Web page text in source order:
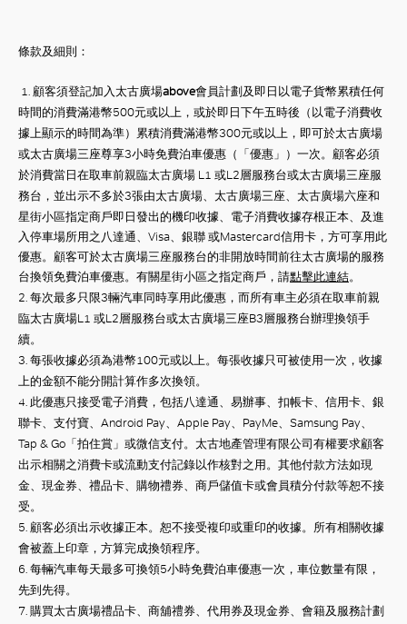
條款及細則：
1. 顧客須登記加入太古廣場above會員計劃及即日以電子貨幣累積任何
時間的消費滿港幣500元或以上，或於即日下午五時後（以電子消費收
據上顯示的時間為準）累積消費滿港幣300元或以上，即可於太古廣場
或太古廣場三座尊享3小時免費泊車優惠（「優惠」）一次。顧客必須
於消費當日在取車前親臨太古廣場 L1 或L2層服務台或太古廣場三座服
務台 ，並出示不多於3張由太古廣場、太古廣場三座、太古廣場六座和
星街小區指定商戶即日發出的機印收據、電子消費收據存根正本、及進
入停車場所用之八達通、 Visa、銀聯 或Mastercard信用卡，方可享用此
優惠。顧客可於太古廣場三座服務台的非開放時間前往太古廣場的服務
台換領免費泊車優惠。有關星街小區之指定商戶，請點擊此連結。
2. 每次最多只限3輛汽車同時享用此優惠，而所有車主必須在取車前親
臨太古廣場L1 或L2層服務台或太古廣場三座B3層服務台辦理換領手
續。
3. 每張收據必須為港幣100元或以上。每張收據只可被使用一次，收據
上的金額不能分開計算作多次換領。
4. 此優惠只接受電子消費，包括八達通、易辦事、扣帳卡、信用卡、銀
聯卡、支付寶、 Android Pay、 Apple Pay、 PayMe、 Samsung Pay、
Tap & Go 「拍住賞」或微信支付。 太古地產管理有限公司有權要求顧客
出示相關之消費卡或流動支付記錄以作核對之用。其他付款方法如現
金、現金券、禮品卡、購物禮券、商戶儲值卡或會員積分付款等恕不接
受。
5. 顧客必須出示收據正本。恕不接受複印或重印的收據。所有相關收據
會被蓋上印章，方算完成換領程序。
6. 每輛汽車每天最多可換領5小時免費泊車優惠一次，車位數量有限，
先到先得。
7. 購買太古廣場禮品卡、商舖禮券、代用券及現金券、會籍及服務計劃